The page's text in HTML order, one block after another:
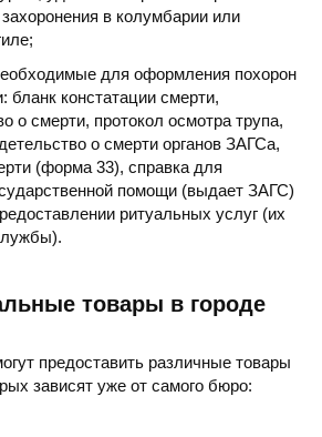
в колумбарии или
для оформления похорон
бланк констатации смерти,
о смерти, протокол осмотра трупа,
о смерти органов ЗАГСа,
(форма 33), справка для
помощи (выдает ЗАГС)
ритуальных услуг (их
товары в городе
предоставить различные товары
зависят уже от самого бюро: